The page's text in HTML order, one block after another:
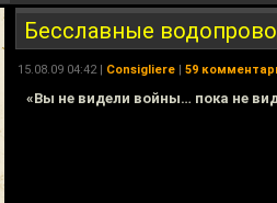
Бесславные
15.08.09 04:42 | Consigliere | 59
«Вы не видели войны… пока не